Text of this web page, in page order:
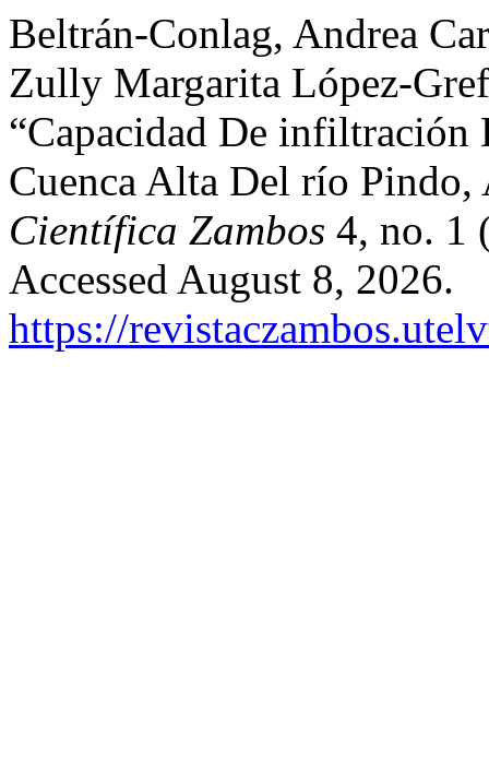
Beltrán-Conlag, Andrea
Zully Margarita López-
“Capacidad De infiltración
Cuenca Alta Del río
Científica Zambos 4, no. 1
Accessed August 8, 2026.
https://